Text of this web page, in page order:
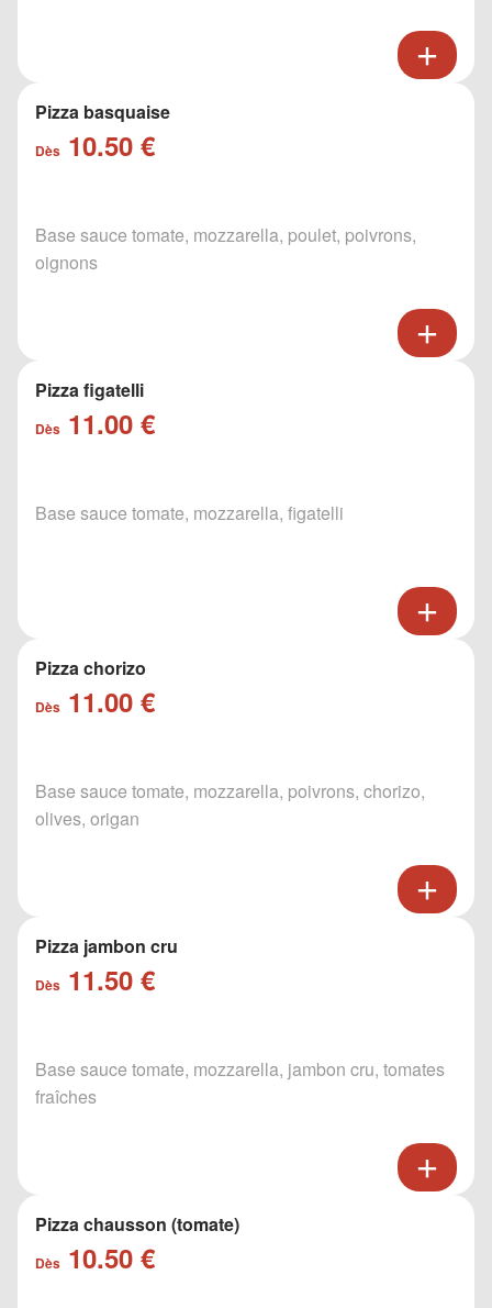
Pizza basquaise
Dès 10.50 €
Base sauce tomate, mozzarella, poulet, poivrons,
oignons
Pizza figatelli
Dès 11.00 €
Base sauce tomate, mozzarella, figatelli
Pizza chorizo
Dès 11.00 €
Base sauce tomate, mozzarella, poivrons, chorizo,
olives, origan
Pizza jambon cru
Dès 11.50 €
Base sauce tomate, mozzarella, jambon cru, tomates
fraîches
Pizza chausson (tomate)
Dès 10.50 €